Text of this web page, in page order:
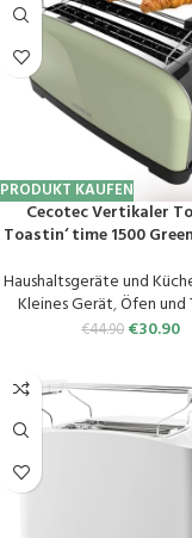
PRODUKT KAUFEN
Cecotec Vertikaler
Toastin‘ time 1500
Schlitz 3,8 cm, Obere
Edelstahl,
Abschaltung und
Haushaltsgeräte und
Kleines Gerät,Öfen und
€44.90 €30.90